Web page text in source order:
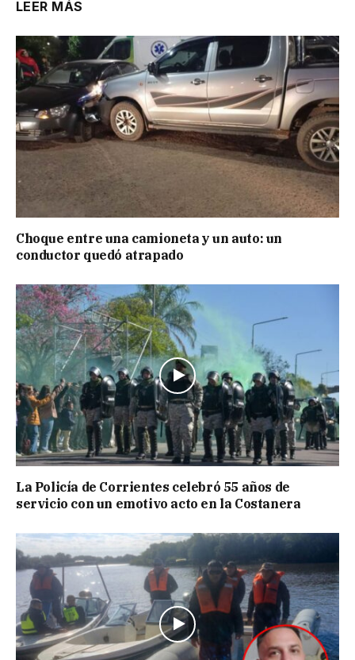
LEER MÁS
Choque entre una camioneta y un auto: un
conductor quedó atrapado
La Policía de Corrientes celebró 55 años de
servicio con un emotivo acto en la Costanera